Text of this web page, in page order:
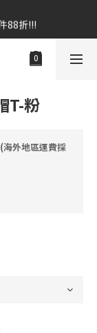
88折!!!
88折!!!
滿額$2499贈達摩
$300元
88折!!!
T-粉
外地區運費採